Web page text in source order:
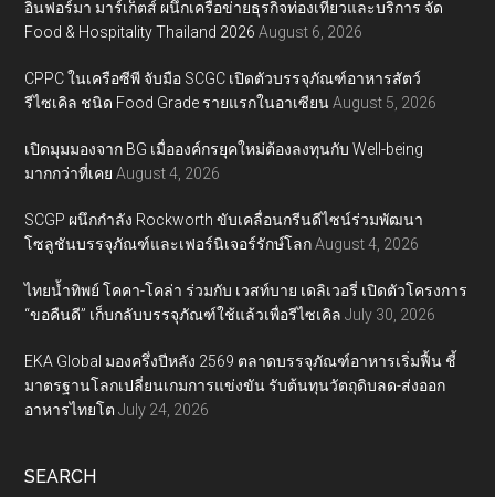
อินฟอร์มา มาร์เก็ตส์ ผนึกเครือข่ายธุรกิจท่องเที่ยวและบริการ จัด
Food & Hospitality Thailand 2026 August 6, 2026
CPPC ในเครือซีพี จับมือ SCGC เปิดตัวบรรจุภัณฑ์อาหารสัตว์
รีไซเคิล ชนิด Food Grade รายแรกในอาเซียน August 5, 2026
เปิดมุมมองจาก BG เมื่อองค์กรยุคใหม่ต้องลงทุนกับ Well-being
มากกว่าที่เคย August 4, 2026
SCGP ผนึกกำลัง Rockworth ขับเคลื่อนกรีนดีไซน์ร่วมพัฒนา
โซลูชันบรรจุภัณฑ์และเฟอร์นิเจอร์รักษ์โลก August 4, 2026
ไทยน้ำทิพย์ โคคา-โคล่า ร่วมกับ เวสท์บาย เดลิเวอรี่ เปิดตัวโครงการ
“ขอคืนดี” เก็บกลับบรรจุภัณฑ์ใช้แล้วเพื่อรีไซเคิล July 30, 2026
EKA Global มองครึ่งปีหลัง 2569 ตลาดบรรจุภัณฑ์อาหารเริ่มฟื้น ชี้
มาตรฐานโลกเปลี่ยนเกมการแข่งขัน รับต้นทุนวัตถุดิบลด-ส่งออก
อาหารไทยโต July 24, 2026
SEARCH